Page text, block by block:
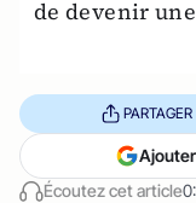
de devenir
Écoutez cet article
PARTAGER